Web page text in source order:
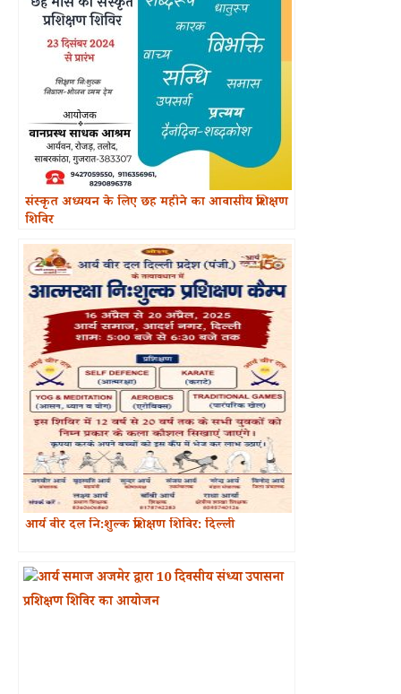
संस्कृत अध्ययन के लिए छह महीने का आवासीय प्रशिक्षण
शिविर
आर्य वीर दल नि:शुल्क प्रशिक्षण शिविर: दिल्ली